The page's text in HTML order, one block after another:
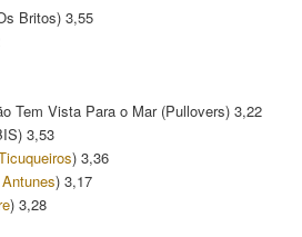
Britos) 3,55
Tem Vista Para o Mar (Pullovers) 3,22
3,53
) 3,36
) 3,17
) 3,28